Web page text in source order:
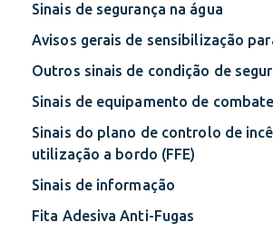
Sinais de segurança na água
Avisos gerais de sensibilização
Outros sinais de condição de
Sinais de equipamento de
Sinais do plano de controlo de
utilização a bordo (FFE)
Sinais de informação
Fita Adesiva Anti-Fugas